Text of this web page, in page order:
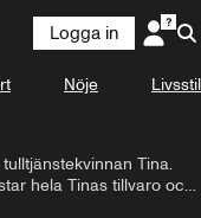
Logga in
Nöje Livsstil
Tina.
hela Tinas tillvaro och